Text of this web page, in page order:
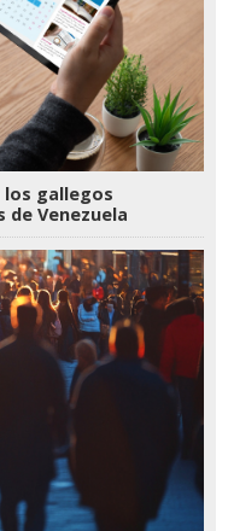
los gallegos
Venezuela